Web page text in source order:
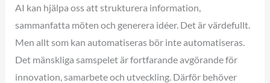
AI kan hjälpa oss att strukturera information,
sammanfatta möten och generera idéer. Det är värdefullt.
Men allt som kan automatiseras bör inte automatiseras.
Det mänskliga samspelet är fortfarande avgörande för
innovation, samarbete och utveckling. Därför behöver